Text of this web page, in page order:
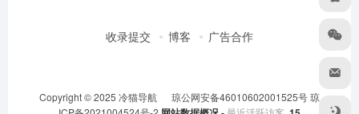
收录提交 博客 广告合作
Copyright © 2025 冷猫导航 琼公网安备46010602001525号琼